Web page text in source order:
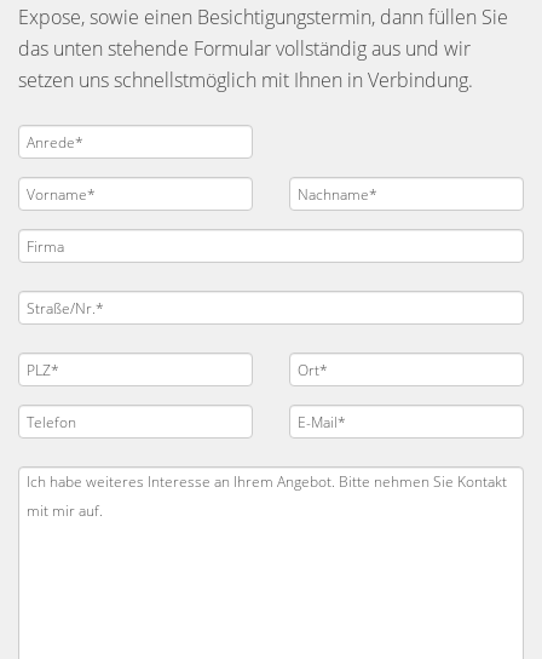
Expose, sowie einen Besichtigungstermin, dann füllen Sie
das unten stehende Formular vollständig aus und wir
setzen uns schnellstmöglich mit Ihnen in Verbindung.